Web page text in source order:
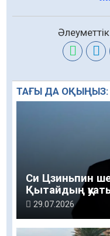
ТАҒЫ ДА ОҚЫҢЫЗ:
Си Цзиньпин
Қытайдың
29.07.2026